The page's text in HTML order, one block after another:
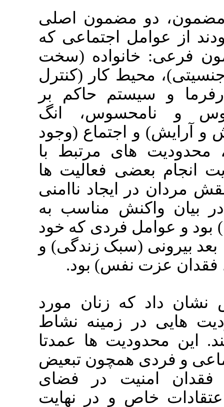
مضمون اصلی
اجتماعی که
(سخت
کار (کنترل
حاکم بر
انگ
(وجود
مرتبط با
فعالیت ها
ناامنی
مناسب به
که خود
زندگی) و
نفس) بود.
زنان مورد
نشاط
ها عمدتا
تبعیض
در فضای
و در نهایت